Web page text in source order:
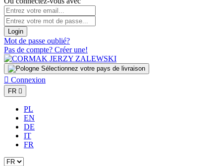
Login
Mot de passe oublié?
Pas de compte? Créer une!
Sélectionnez votre pays de livraison
 Connexion
FR 
PL
EN
DE
IT
FR